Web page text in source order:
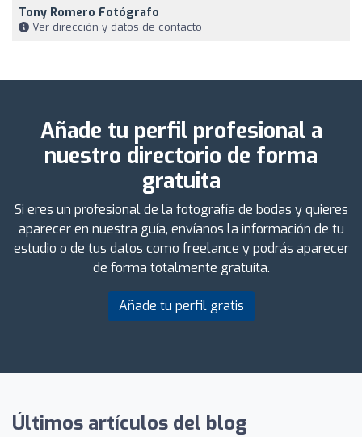
Tony Romero Fotógrafo
Ver dirección y datos de contacto
Añade tu perfil profesional a
nuestro directorio de forma
gratuita
Si eres un profesional de la fotografía de bodas y quieres
aparecer en nuestra guía, envíanos la información de tu
estudio o de tus datos como freelance y podrás aparecer
de forma totalmente gratuita.
Añade tu perfil gratis
Últimos artículos del blog